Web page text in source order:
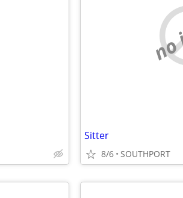
Sitter
8/6 SOUTHPORT